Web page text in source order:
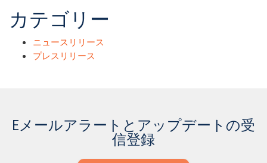
カテゴリー
ニュースリリース
プレスリリース
Eメールアラートとアップデートの受
信登録